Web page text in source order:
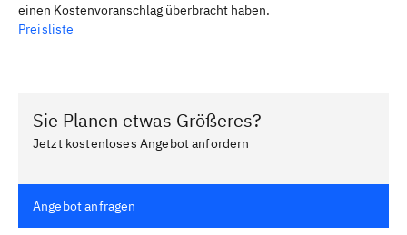
einen Kostenvoranschlag überbracht haben.
Preisliste
Sie Planen etwas Größeres?
Jetzt kostenloses Angebot anfordern
Angebot anfragen